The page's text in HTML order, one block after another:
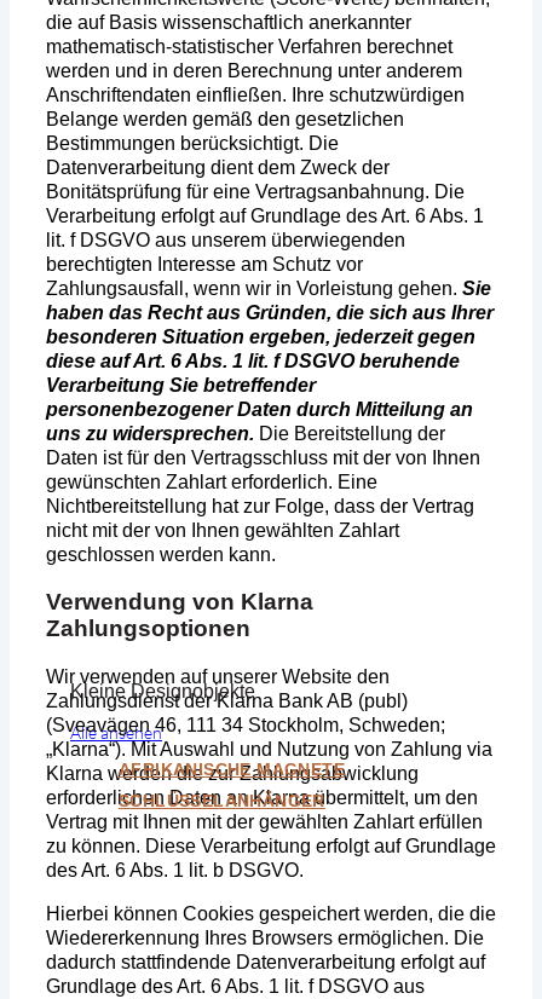
Kleine Designobjekte
Alle ansehen
AFRIKANISCHE MAGNETE
SCHLÜSSELANHÄNGER
die auf Basis wissenschaftlich anerkannter
mathematisch-statistischer Verfahren berechnet
werden und in deren Berechnung unter anderem
Anschriftendaten einfließen. Ihre schutzwürdigen
Belange werden gemäß den gesetzlichen
Bestimmungen berücksichtigt. Die
Datenverarbeitung dient dem Zweck der
Bonitätsprüfung für eine Vertragsanbahnung. Die
Verarbeitung erfolgt auf Grundlage des Art. 6 Abs. 1
lit. f DSGVO aus unserem überwiegenden
berechtigten Interesse am Schutz vor
Zahlungsausfall, wenn wir in Vorleistung gehen. Sie
haben das Recht aus Gründen, die sich aus Ihrer
besonderen Situation ergeben, jederzeit gegen
diese auf Art. 6 Abs. 1 lit. f DSGVO beruhende
Verarbeitung Sie betreffender
personenbezogener Daten durch Mitteilung an
uns zu widersprechen. Die Bereitstellung der
Daten ist für den Vertragsschluss mit der von Ihnen
gewünschten Zahlart erforderlich. Eine
Nichtbereitstellung hat zur Folge, dass der Vertrag
nicht mit der von Ihnen gewählten Zahlart
geschlossen werden kann.
Verwendung von Klarna
Zahlungsoptionen
Wir verwenden auf unserer Website den
Zahlungsdienst der Klarna Bank AB (publ)
(Sveavägen 46, 111 34 Stockholm, Schweden;
„Klarna“). Mit Auswahl und Nutzung von Zahlung via
Klarna werden die zur Zahlungsabwicklung
erforderlichen Daten an Klarna übermittelt, um den
Vertrag mit Ihnen mit der gewählten Zahlart erfüllen
zu können. Diese Verarbeitung erfolgt auf Grundlage
des Art. 6 Abs. 1 lit. b DSGVO.
Hierbei können Cookies gespeichert werden, die die
Wiedererkennung Ihres Browsers ermöglichen. Die
dadurch stattfindende Datenverarbeitung erfolgt auf
Grundlage des Art. 6 Abs. 1 lit. f DSGVO aus